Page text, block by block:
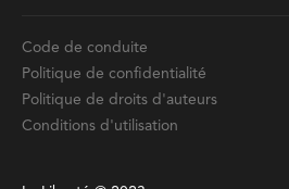
Code de conduite
Politique de confidentialité
Politique de droits d'auteurs
Conditions d'utilisation